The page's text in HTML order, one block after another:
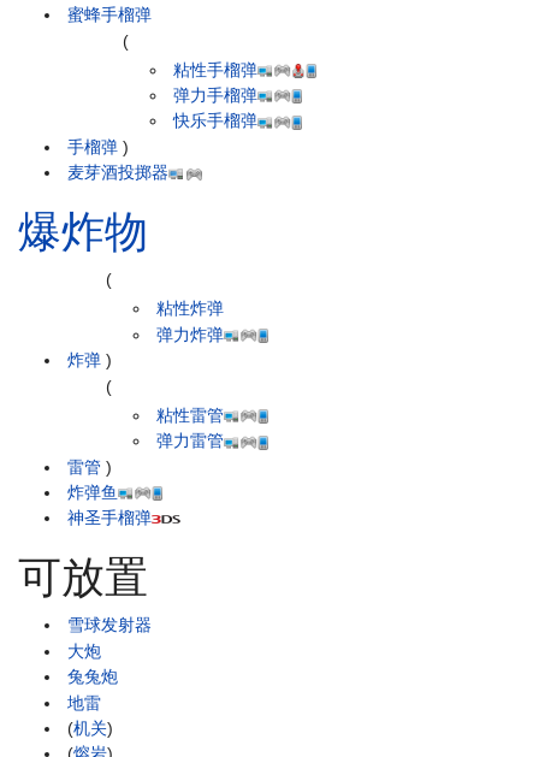
蜜蜂手榴弹
手榴弹
(
粘性手榴弹
弹力手榴弹
快乐手榴弹
)
麦芽酒投掷器
爆炸物
炸弹
(
粘性炸弹
弹力炸弹
)
雷管
(
粘性雷管
弹力雷管
)
炸弹鱼
神圣手榴弹
可放置
雪球发射器
大炮
兔兔炮
地雷
(机关)